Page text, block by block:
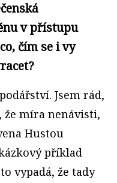
v přístupu
čím se i vy
Jsem rád,
že míra nenávisti,
Hustou
příklad
vypadá, že tady